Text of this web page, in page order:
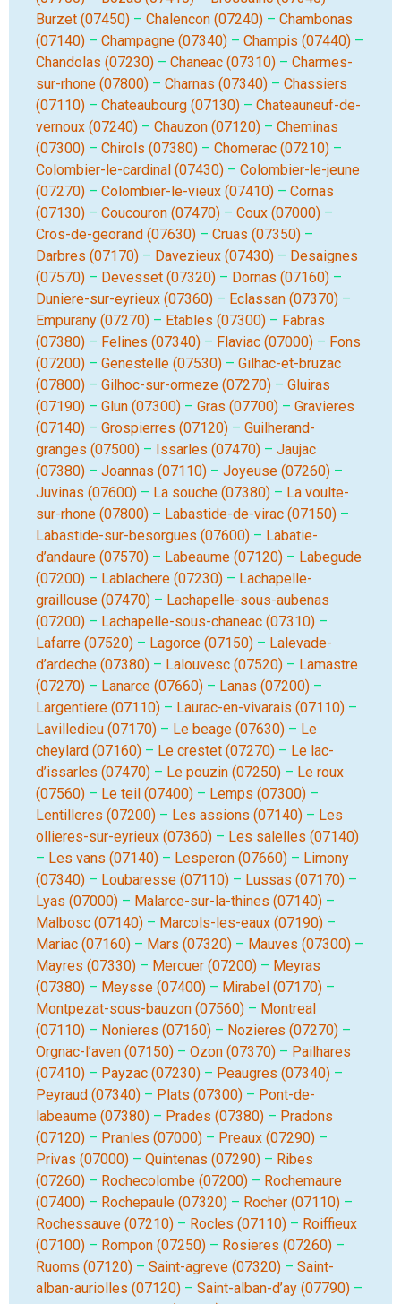
Burzet (07450) – Chalencon (07240) – Chambonas
(07140) – Champagne (07340) – Champis (07440) –
Chandolas (07230) – Chaneac (07310) – Charmes-
sur-rhone (07800) – Charnas (07340) – Chassiers
(07110) – Chateaubourg (07130) – Chateauneuf-de-
vernoux (07240) – Chauzon (07120) – Cheminas
(07300) – Chirols (07380) – Chomerac (07210) –
Colombier-le-cardinal (07430) – Colombier-le-jeune
(07270) – Colombier-le-vieux (07410) – Cornas
(07130) – Coucouron (07470) – Coux (07000) –
Cros-de-georand (07630) – Cruas (07350) –
Darbres (07170) – Davezieux (07430) – Desaignes
(07570) – Devesset (07320) – Dornas (07160) –
Duniere-sur-eyrieux (07360) – Eclassan (07370) –
Empurany (07270) – Etables (07300) – Fabras
(07380) – Felines (07340) – Flaviac (07000) – Fons
(07200) – Genestelle (07530) – Gilhac-et-bruzac
(07800) – Gilhoc-sur-ormeze (07270) – Gluiras
(07190) – Glun (07300) – Gras (07700) – Gravieres
(07140) – Grospierres (07120) – Guilherand-
granges (07500) – Issarles (07470) – Jaujac
(07380) – Joannas (07110) – Joyeuse (07260) –
Juvinas (07600) – La souche (07380) – La voulte-
sur-rhone (07800) – Labastide-de-virac (07150) –
Labastide-sur-besorgues (07600) – Labatie-
d’andaure (07570) – Labeaume (07120) – Labegude
(07200) – Lablachere (07230) – Lachapelle-
graillouse (07470) – Lachapelle-sous-aubenas
(07200) – Lachapelle-sous-chaneac (07310) –
Lafarre (07520) – Lagorce (07150) – Lalevade-
d’ardeche (07380) – Lalouvesc (07520) – Lamastre
(07270) – Lanarce (07660) – Lanas (07200) –
Largentiere (07110) – Laurac-en-vivarais (07110) –
Lavilledieu (07170) – Le beage (07630) – Le
cheylard (07160) – Le crestet (07270) – Le lac-
d’issarles (07470) – Le pouzin (07250) – Le roux
(07560) – Le teil (07400) – Lemps (07300) –
Lentilleres (07200) – Les assions (07140) – Les
ollieres-sur-eyrieux (07360) – Les salelles (07140)
– Les vans (07140) – Lesperon (07660) – Limony
(07340) – Loubaresse (07110) – Lussas (07170) –
Lyas (07000) – Malarce-sur-la-thines (07140) –
Malbosc (07140) – Marcols-les-eaux (07190) –
Mariac (07160) – Mars (07320) – Mauves (07300) –
Mayres (07330) – Mercuer (07200) – Meyras
(07380) – Meysse (07400) – Mirabel (07170) –
Montpezat-sous-bauzon (07560) – Montreal
(07110) – Nonieres (07160) – Nozieres (07270) –
Orgnac-l’aven (07150) – Ozon (07370) – Pailhares
(07410) – Payzac (07230) – Peaugres (07340) –
Peyraud (07340) – Plats (07300) – Pont-de-
labeaume (07380) – Prades (07380) – Pradons
(07120) – Pranles (07000) – Preaux (07290) –
Privas (07000) – Quintenas (07290) – Ribes
(07260) – Rochecolombe (07200) – Rochemaure
(07400) – Rochepaule (07320) – Rocher (07110) –
Rochessauve (07210) – Rocles (07110) – Roiffieux
(07100) – Rompon (07250) – Rosieres (07260) –
Ruoms (07120) – Saint-agreve (07320) – Saint-
alban-auriolles (07120) – Saint-alban-d’ay (07790) –